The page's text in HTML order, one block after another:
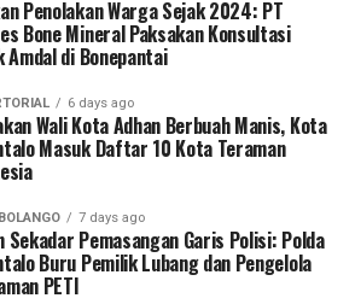
mekanisme rujukan cepat (
Profesi Kesehatan UNG Desa
pentingnya posisi strategis kader
langsung dengan masyarakat
terdekat dengan ibu hamil dan
program ini, kami ingin
Desa Hutadaa memiliki
Penolakan Warga Sejak 2024: PT
Bone Mineral Paksakan Konsultasi
Amdal di Bonepantai
6 days ago
Wali Kota Adhan Berbuah Manis, Kota
Masuk Daftar 10 Kota Teraman
7 days ago
Sekadar Pemasangan Garis Polisi: Polda
Buru Pemilik Lubang dan Pengelola
PETI